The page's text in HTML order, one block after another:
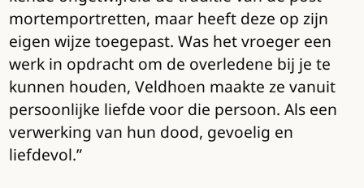
mortemportretten, maar heeft deze op zijn
eigen wijze toegepast. Was het vroeger een
werk in opdracht om de overledene bij je te
kunnen houden, Veldhoen maakte ze vanuit
persoonlijke liefde voor die persoon. Als een
verwerking van hun dood, gevoelig en
liefdevol.”